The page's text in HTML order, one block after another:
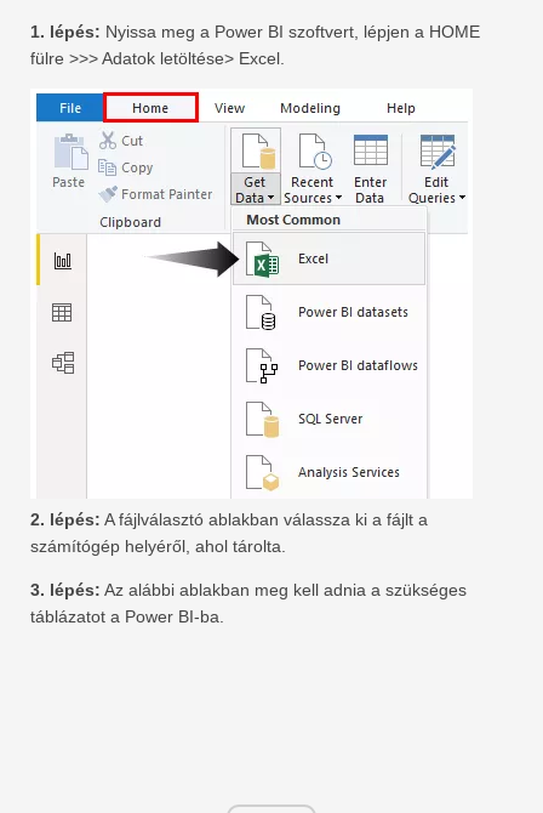
1. lépés: Nyissa meg a Power BI szoftvert, lépjen a HOME
fülre >>> Adatok letöltése> Excel.
2. lépés: A fájlválasztó ablakban válassza ki a fájlt a
számítógép helyéről, ahol tárolta.
3. lépés: Az alábbi ablakban meg kell adnia a szükséges
táblázatot a Power BI-ba.